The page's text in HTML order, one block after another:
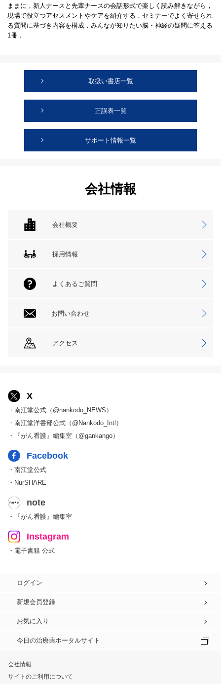
ままに，新人ナースと先輩ナースの会話形式で楽しく読み解きながら，
現場で役立つアセスメントやケアを紹介する．セミナーでよく寄せられ
る質問に基づき内容を構成．みんなが知りたい脳・神経の疑問に答える
1冊．
取扱い書店一覧
正誤表一覧
サポート情報一覧
会社情報
会社概要
採用情報
よくあるご質問
お問い合わせ
アクセス
X
・南江堂公式（@nankodo_NEWS）
・南江堂洋書部公式（@Nankodo_Intl）
・『がん看護』編集室（@gankango）
Facebook
・南江堂公式
・NurSHARE
note
・『がん看護』編集室
Instagram
・電子書籍 公式
ログイン
新規会員登録
お気に入り
今日の治療薬ポータルサイト
会社情報
サイトのご利用について